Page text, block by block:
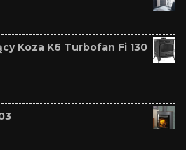
Koza K6 Turbofan Fi 130